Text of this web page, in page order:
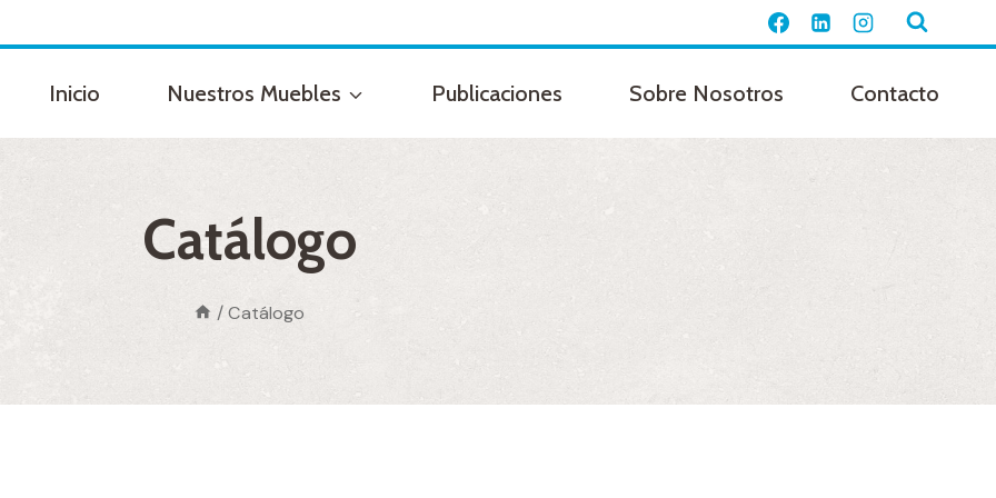
Inicio Nuestros Muebles Publicaciones Sobre Nosotros Contacto
Catálogo
/ Catálogo